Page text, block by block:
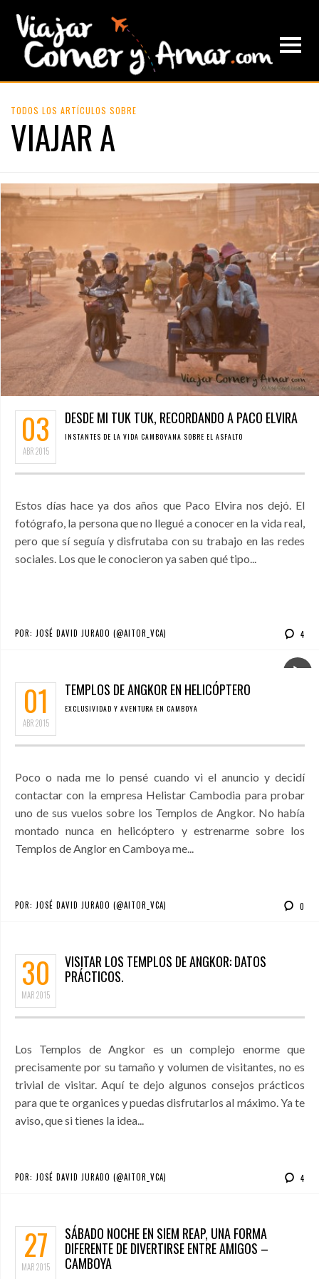
TODOS LOS ARTÍCULOS SOBRE
VIAJAR A
03
ABR2015
DESDE MI TUK TUK, RECORDANDO A PACO ELVIRA
INSTANTES DE LA VIDA CAMBOYANA SOBRE EL ASFALTO
Estos días hace ya dos años que Paco Elvira nos dejó. El
fotógrafo, la persona que no llegué a conocer en la vida real,
pero que sí seguía y disfrutaba con su trabajo en las redes
sociales. Los que le conocieron ya saben qué tipo...
POR: JOSÉ DAVID JURADO (@AITOR_VCA) 4
01
ABR2015
TEMPLOS DE ANGKOR EN HELICÓPTERO
EXCLUSIVIDAD Y AVENTURA EN CAMBOYA
Poco o nada me lo pensé cuando vi el anuncio y decidí
contactar con la empresa Helistar Cambodia para probar
uno de sus vuelos sobre los Templos de Angkor. No había
montado nunca en helicóptero y estrenarme sobre los
Templos de Anglor en Camboya me...
POR: JOSÉ DAVID JURADO (@AITOR_VCA) 0
30
MAR2015
VISITAR LOS TEMPLOS DE ANGKOR: DATOS
PRÁCTICOS.
Los Templos de Angkor es un complejo enorme que
precisamente por su tamaño y volumen de visitantes, no es
trivial de visitar. Aquí te dejo algunos consejos prácticos
para que te organices y puedas disfrutarlos al máximo. Ya te
aviso, que si tienes la idea...
POR: JOSÉ DAVID JURADO (@AITOR_VCA) 4
27
MAR2015
SÁBADO NOCHE EN SIEM REAP, UNA FORMA
DIFERENTE DE DIVERTIRSE ENTRE AMIGOS –
CAMBOYA